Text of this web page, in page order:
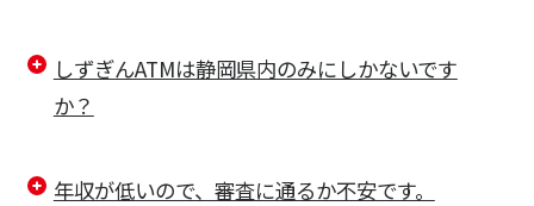
しずぎんATMは静岡県内のみにしかないです
か？
年収が低いので、審査に通るか不安です。